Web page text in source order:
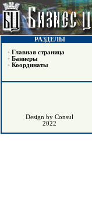
РАЗДЕЛЫ
• Главная страница
• Баннеры
• Координаты
Design by Consul
2022